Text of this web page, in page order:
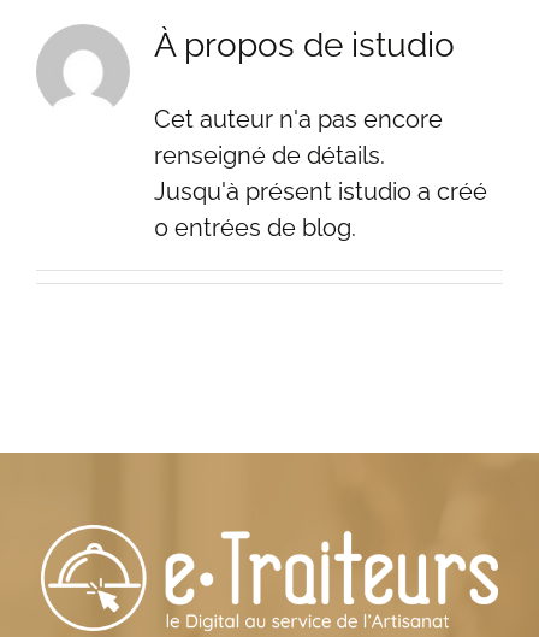
À propos de istudio
Cet auteur n'a pas encore
renseigné de détails.
Jusqu'à présent istudio a créé
0 entrées de blog.